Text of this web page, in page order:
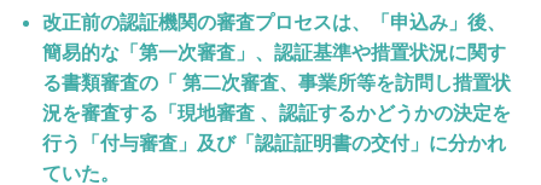
改正前の認証機関の審査プロセスは、「申込み」後、
簡易的な「第一次審査」、認証基準や措置状況に関す
る書類審査の「 第二次審査、事業所等を訪問し措置状
況を審査する「現地審査 、認証するかどうかの決定を
行う「付与審査」及び「認証証明書の交付」に分かれ
ていた。